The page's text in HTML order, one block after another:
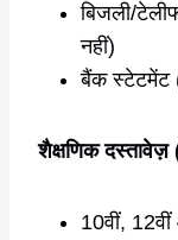
बिजली/
नहीं)
बैंक स्टेटमेंट
शैक्षणिक
10वीं,